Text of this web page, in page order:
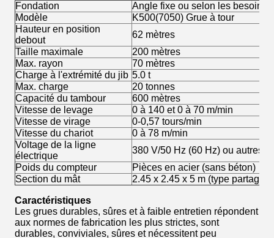
Fondation
Angle fixe ou selon les besoins
Modèle
K500(7050) Grue à tour
Hauteur en position
debout
62 mètres
Taille maximale
200 mètres
Max. rayon
70 mètres
Charge à l'extrémité du jib 5.0 t
Max. charge
20 tonnes
Capacité du tambour
600 mètres
Vitesse de levage
0 à 140 et 0 à 70 m/min
Vitesse de virage
0-0,57 tours/min
Vitesse du chariot
0 à 78 m/min
Voltage de la ligne
électrique
380 V/50 Hz (60 Hz) ou autres
Poids du compteur
Pièces en acier (sans béton)
Section du mât
2.45 x 2.45 x 5 m (type partagé)
Caractéristiques
Les grues durables, sûres et à faible entretien répondent
aux normes de fabrication les plus strictes, sont
durables, conviviales, sûres et nécessitent peu